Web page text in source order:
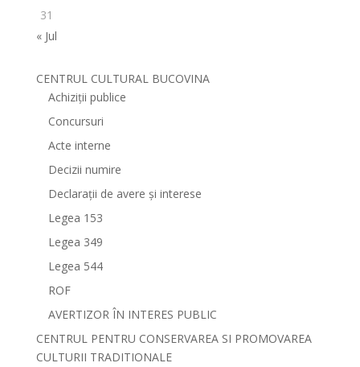
31
« Jul
CENTRUL CULTURAL BUCOVINA
Achiziții publice
Concursuri
Acte interne
Decizii numire
Declarații de avere și interese
Legea 153
Legea 349
Legea 544
ROF
AVERTIZOR ÎN INTERES PUBLIC
CENTRUL PENTRU CONSERVAREA SI PROMOVAREA
CULTURII TRADITIONALE